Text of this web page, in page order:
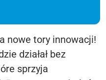
nowe tory innowacji!
działał bez
sprzyja